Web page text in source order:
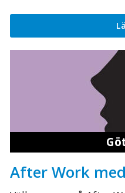
After Work